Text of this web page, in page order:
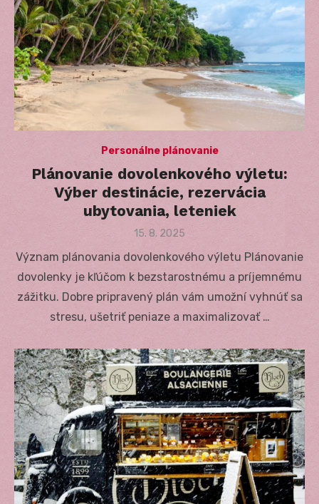
Personálne plánovanie
Plánovanie dovolenkového výletu:
Výber destinácie, rezervácia
ubytovania, leteniek
Posted
15. 8. 2025
Význam plánovania dovolenkového výletu Plánovanie
dovolenky je kľúčom k bezstarostnému a príjemnému
zážitku. Dobre pripravený plán vám umožní vyhnúť sa
stresu, ušetriť peniaze a maximalizovať …